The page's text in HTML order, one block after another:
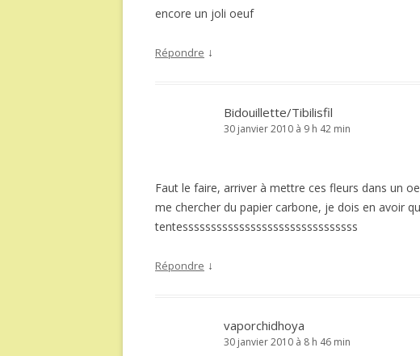
encore un joli oeuf
Répondre ↓
Bidouillette/Tibilisfil
30 janvier 2010 à 9 h 42 min
Faut le faire, arriver à mettre ces fleurs dans un
me chercher du papier carbone, je dois en avoir
tentesssssssssssssssssssssssssssssss
Répondre ↓
vaporchidhoya
30 janvier 2010 à 8 h 46 min